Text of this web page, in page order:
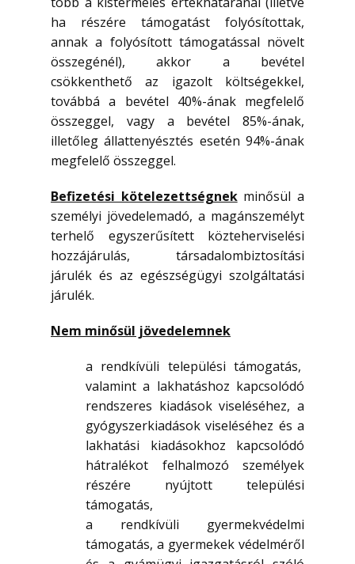
ha részére támogatást folyósítottak,
annak a folyósított támogatással növelt
összegénél), akkor a bevétel
csökkenthető az igazolt költségekkel,
továbbá a bevétel 40%-ának megfelelő
összeggel, vagy a bevétel 85%-ának,
illetőleg állattenyésztés esetén 94%-ának
megfelelő összeggel.
Befizetési kötelezettségnekminősül a
személyi jövedelemadó, a magánszemélyt
terhelő egyszerűsített közteherviselési
hozzájárulás, társadalombiztosítási
járulék és az egészségügyi szolgáltatási
járulék.
Nem minősül jövedelemnek
a rendkívüli települési támogatás,
valamint a lakhatáshoz kapcsolódó
rendszeres kiadások viseléséhez, a
gyógyszerkiadások viseléséhez és a
lakhatási kiadásokhoz kapcsolódó
hátralékot felhalmozó személyek
részére nyújtott települési
támogatás,
a rendkívüli gyermekvédelmi
támogatás, a gyermekek védelméről